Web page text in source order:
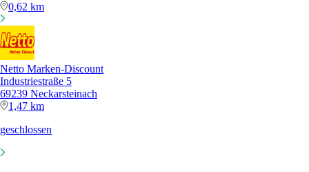
0,62 km
Netto Marken-Discount
Industriestraße 5
69239 Neckarsteinach
1,47 km
geschlossen